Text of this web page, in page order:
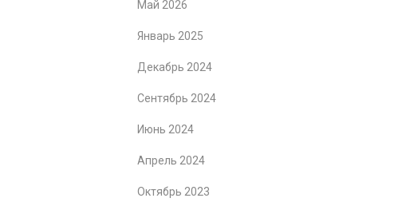
Май 2026
Январь 2025
Декабрь 2024
Сентябрь 2024
Июнь 2024
Апрель 2024
Октябрь 2023